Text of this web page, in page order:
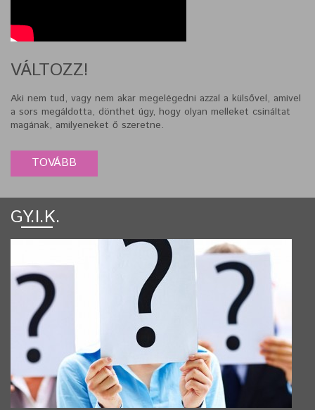
VÁLTOZZ!
Aki nem tud, vagy nem akar megelégedni azzal a külsővel, amivel
a sors megáldotta, dönthet úgy, hogy olyan melleket csináltat
magának, amilyeneket ő szeretne.
GY.I.K.